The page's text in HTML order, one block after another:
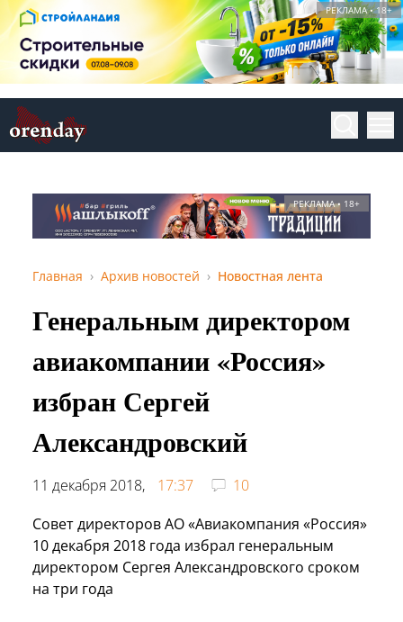
РЕКЛАМА • 18+
РЕКЛАМА • 18+
Главная Архив новостей Новостная лента
Генеральным директором
авиакомпании «Россия»
избран Сергей
Александровский
11 декабря 2018, 17:37
10
Совет директоров АО «Авиакомпания «Россия»
10 декабря 2018 года избрал генеральным
директором Сергея Александровского сроком
на три года